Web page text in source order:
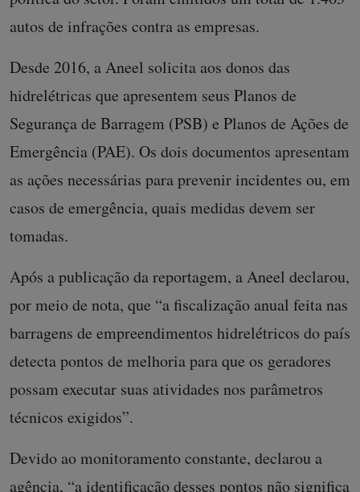
autos de infrações contra as empresas.
Desde 2016, a Aneel solicita aos donos das
hidrelétricas que apresentem seus Planos de
Segurança de Barragem (PSB) e Planos de Ações de
Emergência (PAE). Os dois documentos apresentam
as ações necessárias para prevenir incidentes ou, em
casos de emergência, quais medidas devem ser
tomadas.
Após a publicação da reportagem, a Aneel declarou,
por meio de nota, que “a fiscalização anual feita nas
barragens de empreendimentos hidrelétricos do país
detecta pontos de melhoria para que os geradores
possam executar suas atividades nos parâmetros
técnicos exigidos”.
Devido ao monitoramento constante, declarou a
agência, “a identificação desses pontos não significa